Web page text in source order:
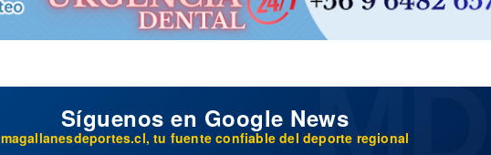
Síguenos en Google News
magallanesdeportes.cl, tu fuente confiable del deporte regional